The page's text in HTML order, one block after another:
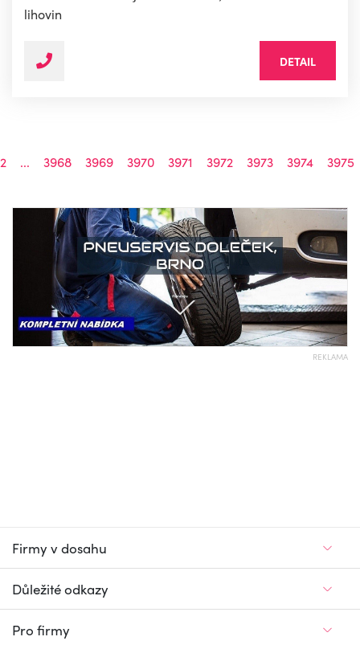
lihovin
DETAIL
2 ... 3968 3969 3970 3971 3972 3973 3974 3975
REKLAMA
Firmy v dosahu
Důležité odkazy
Pro firmy